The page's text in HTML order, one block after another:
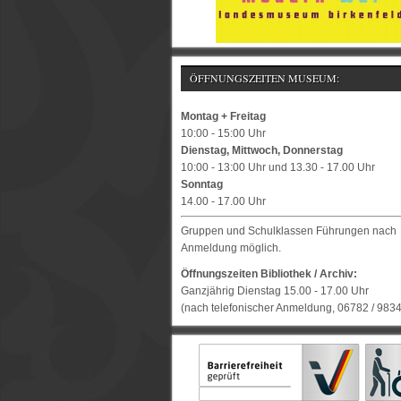
ÖFFNUNGSZEITEN MUSEUM:
Montag + Freitag
10:00 - 15:00 Uhr
Dienstag, Mittwoch, Donnerstag
10:00 - 13:00 Uhr und 13.30 - 17.00 Uhr
Sonntag
14.00 - 17.00 Uhr
Gruppen und Schulklassen Führungen nach
Anmeldung möglich.
Öffnungszeiten Bibliothek / Archiv:
Ganzjährig Dienstag 15.00 - 17.00 Uhr
(nach telefonischer Anmeldung, 06782 /